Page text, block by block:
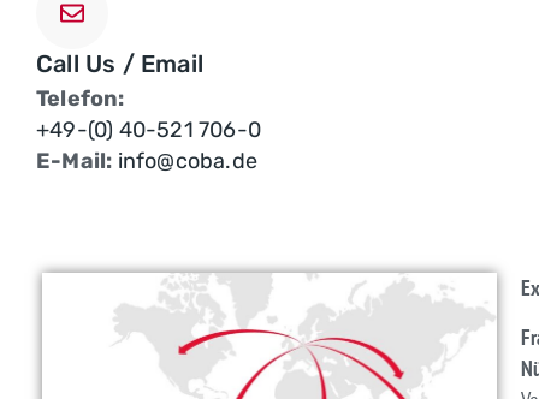
Call Us / Email
Telefon:
+49-(0) 40-521 706-0
E-Mail: info@coba.de